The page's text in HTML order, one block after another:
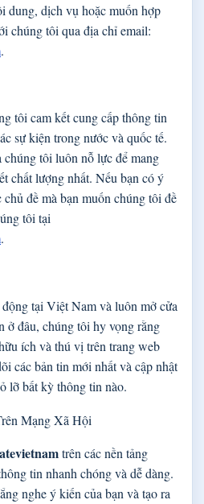
dung, dịch vụ hoặc muốn hợp
chúng tôi qua địa chỉ email:
.
tôi cam kết cung cấp thông tin
sự kiện trong nước và quốc tế.
tôi luôn nỗ lực để mang
chất lượng nhất. Nếu bạn có ý
đề mà bạn muốn chúng tôi đề
tôi tại
.
tại Việt Nam và luôn mở cửa
ở đâu, chúng tôi hy vọng rằng
ích và thú vị trên trang web
các bản tin mới nhất và cập nhật
lỡ bất kỳ thông tin nào.
Mạng Xã Hội
trên các nền tảng
tin nhanh chóng và dễ dàng.
nghe ý kiến của bạn và tạo ra